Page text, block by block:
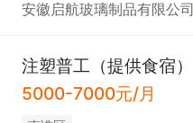
安徽启航玻璃制品有限公司
注塑普工（提供食宿）
5000-7000元/月